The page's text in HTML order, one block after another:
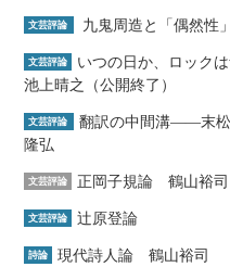
文芸評論 九鬼周造と「偶然性
文芸評論
いつの日か、ロック
池上晴之（公開終了）
文芸評論
翻訳の中間溝――末
隆弘
文芸評論 正岡子規論 鶴山裕司
文芸評論 辻原登論
詩論 現代詩人論 鶴山裕司